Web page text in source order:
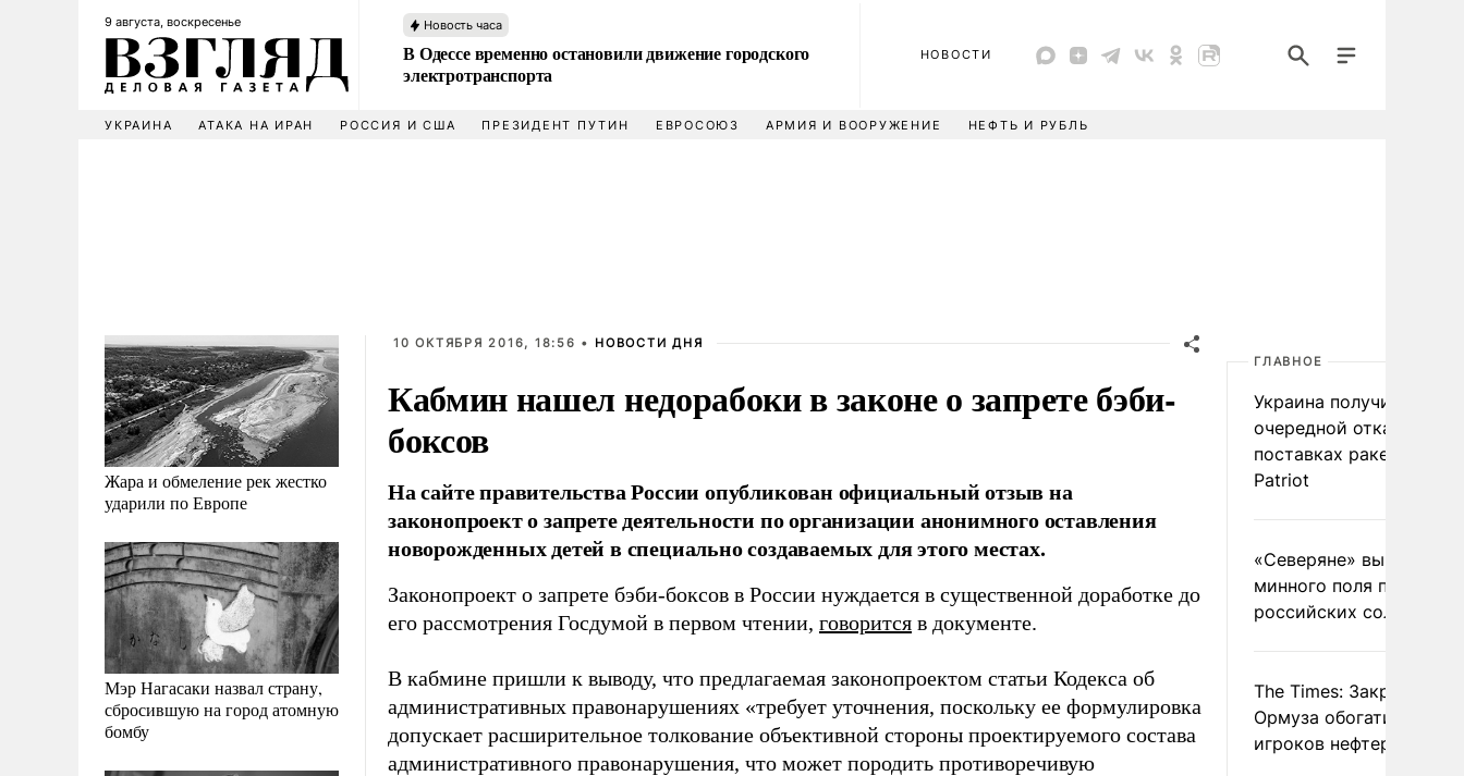
9 августа, воскресенье Новость часа
В Одессе временно остановили движение городского
электротранспорта
НОВОСТИ
УКРАИНА АТАКА НА ИРАН РОССИЯ И США ПРЕЗИДЕНТ ПУТИН ЕВРОСОЮЗ АРМИЯ И ВООРУЖЕНИЕ НЕФТЬ И РУБЛЬ
Жара и обмеление рек жестко
ударили по Европе
Мэр Нагасаки назвал страну,
сбросившую на город атомную
бомбу
10 ОКТЯБРЯ 2016, 18:56 • НОВОСТИ ДНЯ
Кабмин нашел недорабоки в законе о запрете бэби-
боксов
На сайте правительства России опубликован официальный отзыв на
законопроект о запрете деятельности по организации анонимного оставления
новорожденных детей в специально создаваемых для этого местах.
Законопроект о запрете бэби-боксов в России нуждается в существенной доработке до
его рассмотрения Госдумой в первом чтении, говорится в документе.
В кабмине пришли к выводу, что предлагаемая законопроектом статьи Кодекса об
административных правонарушениях «требует уточнения, поскольку ее формулировка
допускает расширительное толкование объективной стороны проектируемого состава
административного правонарушения, что может породить противоречивую
ГЛАВНОЕ
Украина получила
очередной отказ в
поставках ракет для
Patriot
«Северяне» вывели с
минного поля пленных
российских солдат
The Times: Закрытие
Ормуза обогатило
игроков нефтерынка